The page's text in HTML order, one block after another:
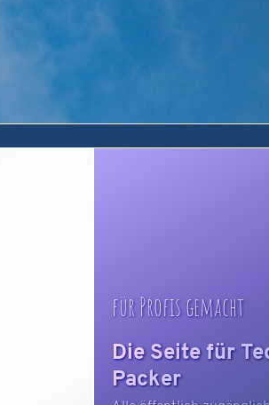
für Profis gemacht
Die Seite für
Packer